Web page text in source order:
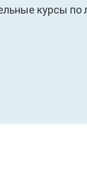
курсы по